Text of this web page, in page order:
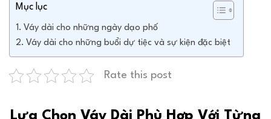
Mục lục
Váy dài cho những ngày dạo phố
Váy dài cho những buổi dự tiệc và sự kiện đặc biệt
Rate this post
Lựa Chọn Váy Dài Phù Hợp Với Từng